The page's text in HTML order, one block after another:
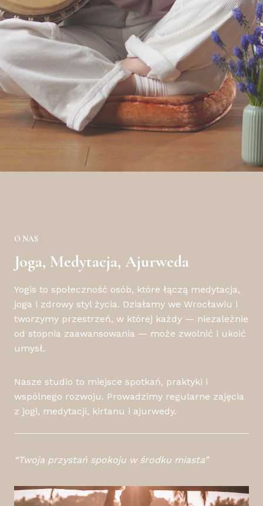
O NAS
Joga, Medytacja, Ajurweda
Yogis to społeczność osób, które łączą medytacja,
joga i zdrowy styl życia. Działamy we Wrocławiu i
tworzymy przestrzeń, w której każdy — niezależnie
od stopnia zaawansowania — może zwolnić i ukoić
umysł.
Nasze studio to miejsce spotkań, praktyki i
wspólnego rozwoju. Prowadzimy regularne zajęcia
z jogi, medytacji, kirtanu i ajurwedy.
“Twoja przystań spokoju w środku miasta”